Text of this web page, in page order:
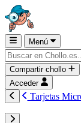
Menú
Compartir chollo
Acceder
Tarjetas